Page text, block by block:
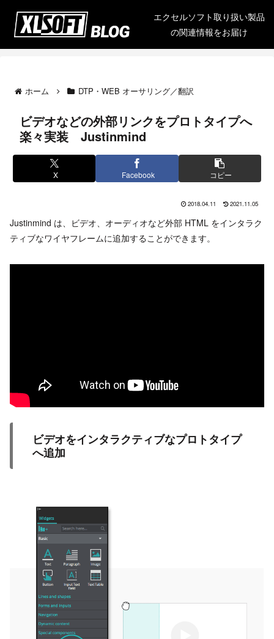
エクセルソフト取り扱い製品
の関連情報をお届け
ホーム DTP・WEB オーサリング／翻訳
ビデオなどの外部リンクをプロトタイプへ
楽々実装 Justinmind
X Facebook コピー
2018.04.11 2021.11.05
Justinmind は、ビデオ、オーディオなど外部 HTML をインタラク
ティブなワイヤフレームに追加することができます。
ビデオをインタラクティブなプロトタイプ
へ追加